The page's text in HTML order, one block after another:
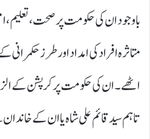
باوجود ان کی حکومت پر صحت،
متاثرہ افراد کی امداد اور طرز
اٹھے۔ ان کی حکومت پر کرپشن کے
تاہم سید قائم علی شاہ یا ان کے